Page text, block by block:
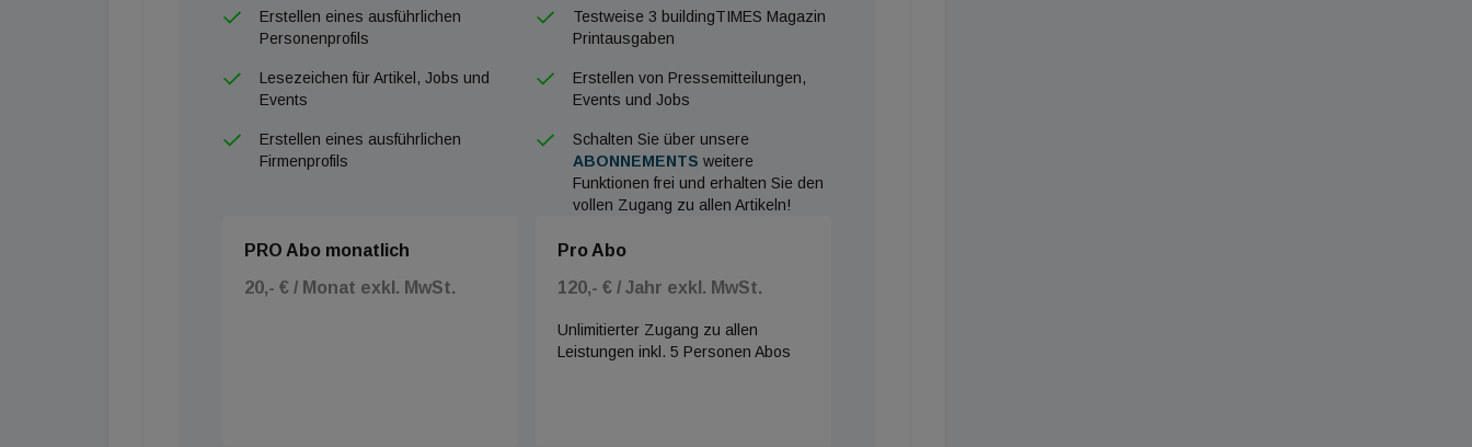
Erstellen eines ausführlichen
Personenprofils
Testweise 3 buildingTIMES Magazin
Printausgaben
Lesezeichen für Artikel, Jobs und
Events
Erstellen von Pressemitteilungen,
Events und Jobs
Erstellen eines ausführlichen
Firmenprofils
Schalten Sie über unsere
ABONNEMENTS weitere
Funktionen frei und erhalten Sie den
vollen Zugang zu allen Artikeln!
PRO Abo monatlich
20,- € / Monat exkl. MwSt.
Pro Abo
120,- € / Jahr exkl. MwSt.
Unlimitierter Zugang zu allen
Leistungen inkl. 5 Personen Abos